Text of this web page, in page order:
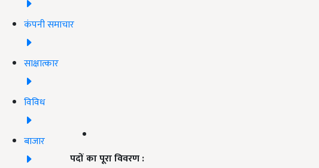
कंपनी समाचार
साक्षात्कार
विविध
बाजार
पदों का पूरा विवरण :